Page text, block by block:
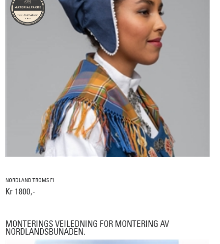
NORDLAND TROMS FI
Kr 1800,-
MONTERINGS VEILEDNING FOR MONTERING AV
NORDLANDSBUNADEN.